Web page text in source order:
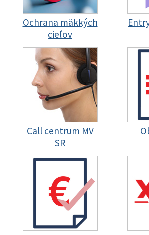
Ochrana mäkkých
cieľov
Call centrum MV
SR